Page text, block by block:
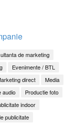
de marketing
Evenimente / BTL
direct
Media
audio
Productie foto
indoor
publicitate